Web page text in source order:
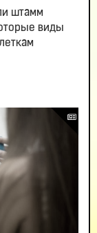
штамм
виды